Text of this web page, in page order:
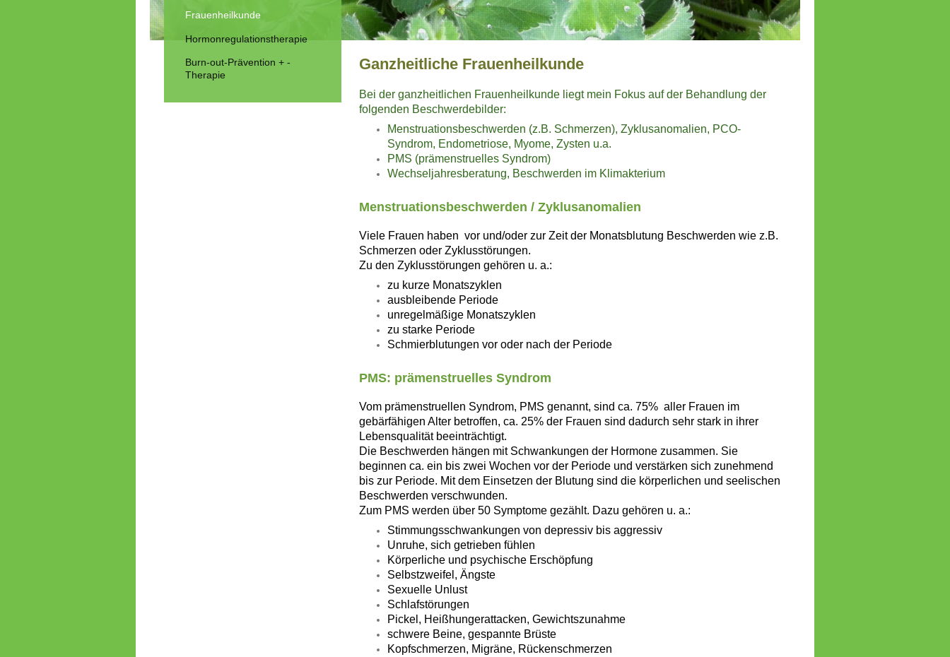
Ganzheitliche Frauenheilkunde
Bei der ganzheitlichen Frauenheilkunde liegt mein Fokus auf der Behandlung der
folgenden Beschwerdebilder:
Menstruationsbeschwerden (z.B. Schmerzen), Zyklusanomalien, PCO-
Syndrom, Endometriose, Myome, Zysten u.a.
PMS (prämenstruelles Syndrom)
Wechseljahresberatung, Beschwerden im Klimakterium
Menstruationsbeschwerden / Zyklusanomalien
Viele Frauen haben vor und/oder zur Zeit der Monatsblutung Beschwerden wie z.B.
Schmerzen oder Zyklusstörungen.
Zu den Zyklusstörungen gehören u. a.:
zu kurze Monatszyklen
ausbleibende Periode
unregelmäßige Monatszyklen
zu starke Periode
Schmierblutungen vor oder nach der Periode
PMS: prämenstruelles Syndrom
Vom prämenstruellen Syndrom, PMS genannt, sind ca. 75% aller Frauen im
gebärfähigen Alter betroffen, ca. 25% der Frauen sind dadurch sehr stark in ihrer
Lebensqualität beeinträchtigt.
Die Beschwerden hängen mit Schwankungen der Hormone zusammen. Sie
beginnen ca. ein bis zwei Wochen vor der Periode und verstärken sich zunehmend
bis zur Periode. Mit dem Einsetzen der Blutung sind die körperlichen und seelischen
Beschwerden verschwunden.
Zum PMS werden über 50 Symptome gezählt. Dazu gehören u. a.:
Stimmungsschwankungen von depressiv bis aggressiv
Unruhe, sich getrieben fühlen
Körperliche und psychische Erschöpfung
Selbstzweifel, Ängste
Sexuelle Unlust
Schlafstörungen
Pickel, Heißhungerattacken, Gewichtszunahme
schwere Beine, gespannte Brüste
Kopfschmerzen, Migräne, Rückenschmerzen
Frauenheilkunde
Hormonregulationstherapie
Burn-out-Prävention + -
Therapie